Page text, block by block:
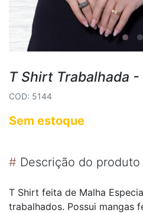
T Shirt Trabalhada -
COD: 5144
Sem estoque
# Descrição do produto
T Shirt feita de Malha
trabalhados. Possui mangas